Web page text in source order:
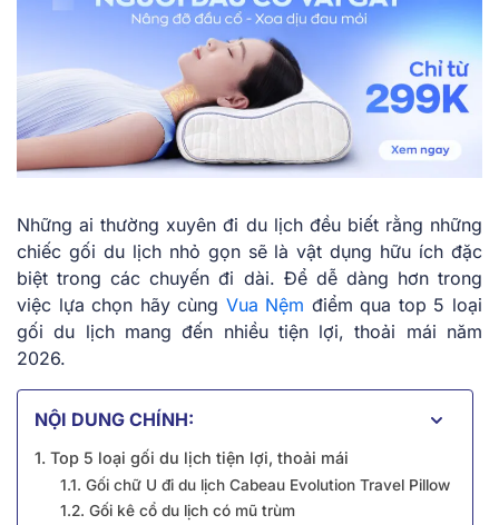
Những ai thường xuyên đi du lịch đều biết rằng những
chiếc gối du lịch nhỏ gọn sẽ là vật dụng hữu ích đặc
biệt trong các chuyến đi dài. Để dễ dàng hơn trong
việc lựa chọn hãy cùng Vua Nệm điểm qua top 5 loại
gối du lịch mang đến nhiều tiện lợi, thoải mái năm
2026.
NỘI DUNG CHÍNH:
1. Top 5 loại gối du lịch tiện lợi, thoải mái
1.1. Gối chữ U đi du lịch Cabeau Evolution Travel Pillow
1.2. Gối kê cổ du lịch có mũ trùm